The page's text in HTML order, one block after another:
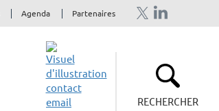
Agenda Partenaires
RECHERCHER